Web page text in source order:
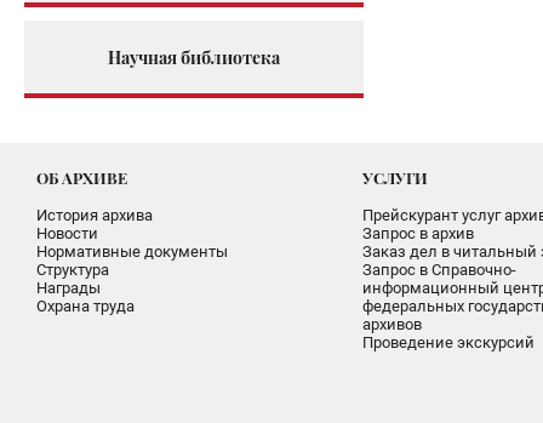
Научная библиотека
ОБ АРХИВЕ
История архива
Новости
Нормативные документы
Структура
Награды
Охрана труда
УСЛУГИ
Прейскурант услуг
Запрос в архив
Заказ дел в читальный
Запрос в Справочно-
информационный
федеральных
архивов
Проведение экскурсий